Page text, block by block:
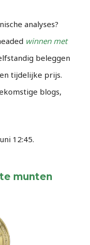
analyses?
winnen met
beleggen
tijdelijke prijs.
blogs,
12:45.
munten